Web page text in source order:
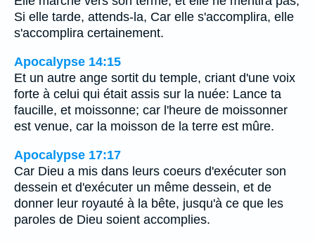
Si elle tarde, attends-la, Car elle s'accomplira, elle
s'accomplira certainement.
Apocalypse 14:15
Et un autre ange sortit du temple, criant d'une voix
forte à celui qui était assis sur la nuée: Lance ta
faucille, et moissonne; car l'heure de moissonner
est venue, car la moisson de la terre est mûre.
Apocalypse 17:17
Car Dieu a mis dans leurs coeurs d'exécuter son
dessein et d'exécuter un même dessein, et de
donner leur royauté à la bête, jusqu'à ce que les
paroles de Dieu soient accomplies.